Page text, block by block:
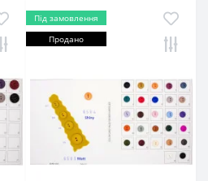
Під замовлення
Продано